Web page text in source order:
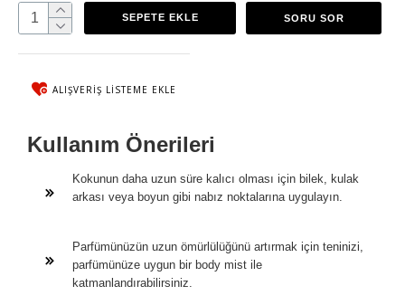
SEPETE EKLE SORU SOR
ALIŞVERIŞ LISTEME EKLE
Kullanım Önerileri
Kokunun daha uzun süre kalıcı olması için bilek, kulak
arkası veya boyun gibi nabız noktalarına uygulayın.
Parfümünüzün uzun ömürlülüğünü artırmak için teninizi,
parfümünüze uygun bir body mist ile
katmanlandırabilirsiniz.